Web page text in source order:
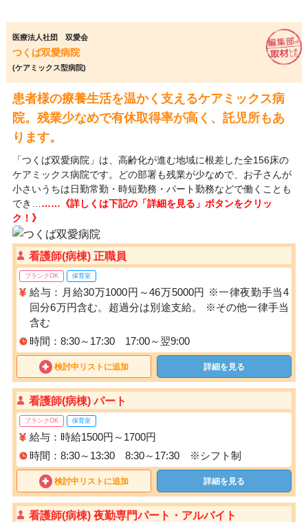
医療法人社団 双愛会
つくば双愛病院
(ケアミックス型病院)
患者様の療養生活を温かく支えるケアミックス病
院。残業少なめで有休取得率が高く、託児所もあ
ります。
「つくば双愛病院」は、高齢化が進む地域に根差した全156床の
ケアミックス病院です。どの部署も残業が少なめで、お子さんが
小さいうちは日勤常勤・時短勤務・パート勤務などで働くことも
でき… ……《詳しくは下記の「詳細を見る」ボタンをクリッ
ク！》
看護師(病棟) 正職員
ブランクOK 保育室
給与：月給30万1000円～46万5000円 ※一律夜勤手当4
回分6万円含む。超過分は別途支給。 ※その他一律手当
含む
時間：8:30～17:30 17:00～翌9:00
検討中リストに追加 詳細を見る
看護師(病棟) パート
ブランクOK 保育室
給与：時給1500円～1700円
時間：8:30～13:30 8:30～17:30 ※シフト制
検討中リストに追加 詳細を見る
看護師(病棟) 夜勤専門パート・アルバイト